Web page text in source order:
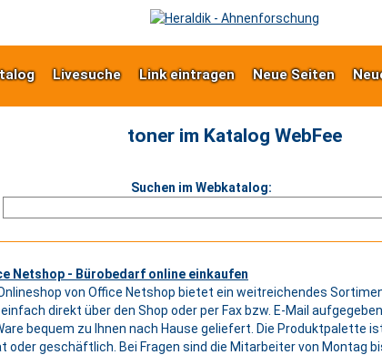
Livesuche Link eintragen Neue Seiten
toner im Katalog WebFee
Suchen im Webkatalog:
Netshop - Bürobedarf online einkaufen
von Office Netshop bietet ein weitreichendes
direkt über den Shop oder per Fax bzw. E-Mail
bequem zu Ihnen nach Hause geliefert. Die Produktpalette
oder geschäftlich. Bei Fragen sind die Mitarbeiter von Montag